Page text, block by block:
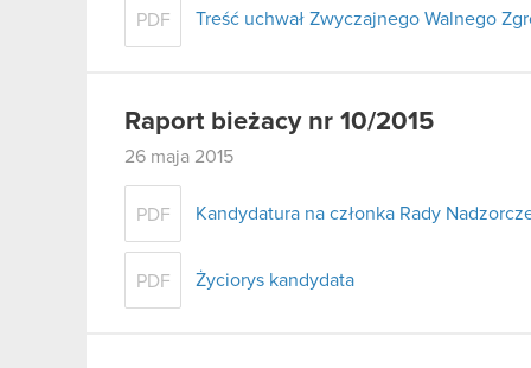
PDF Treść uchwał Zwyczajnego Walnego
Raport bieżacy nr 10/2015
26 maja 2015
PDF Kandydatura na członka Rady
PDF Życiorys kandydata